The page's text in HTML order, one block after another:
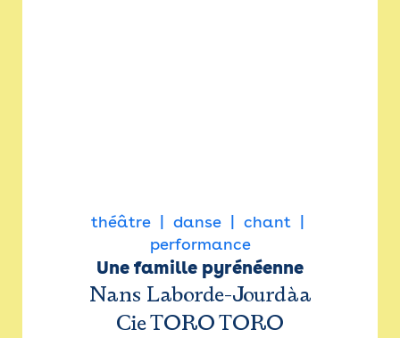
théâtre danse
chant
performance
Une famille pyrénéenne
Nans Laborde-Jourdàa
Cie TORO TORO